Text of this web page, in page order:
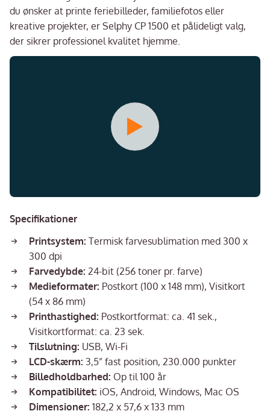
du ønsker at printe feriebilleder, familiefotos eller
kreative projekter, er Selphy CP 1500 et pålideligt valg,
der sikrer professionel kvalitet hjemme.
Specifikationer
Printsystem: Termisk farvesublimation med 300 x
300 dpi
Farvedybde: 24-bit (256 toner pr. farve)
Medieformater: Postkort (100 x 148 mm), Visitkort
(54 x 86 mm)
Printhastighed: Postkortformat: ca. 41 sek.,
Visitkortformat: ca. 23 sek.
Tilslutning: USB, Wi-Fi
LCD-skærm: 3,5” fast position, 230.000 punkter
Billedholdbarhed: Op til 100 år
Kompatibilitet: iOS, Android, Windows, Mac OS
Dimensioner: 182,2 x 57,6 x 133 mm